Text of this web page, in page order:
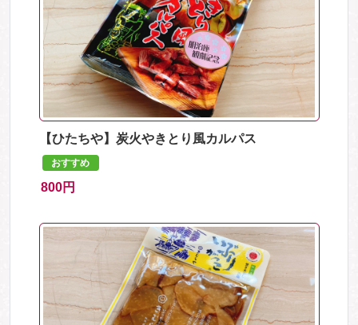
【ひたちや】炭火やきとり風カルパス
おすすめ
800円